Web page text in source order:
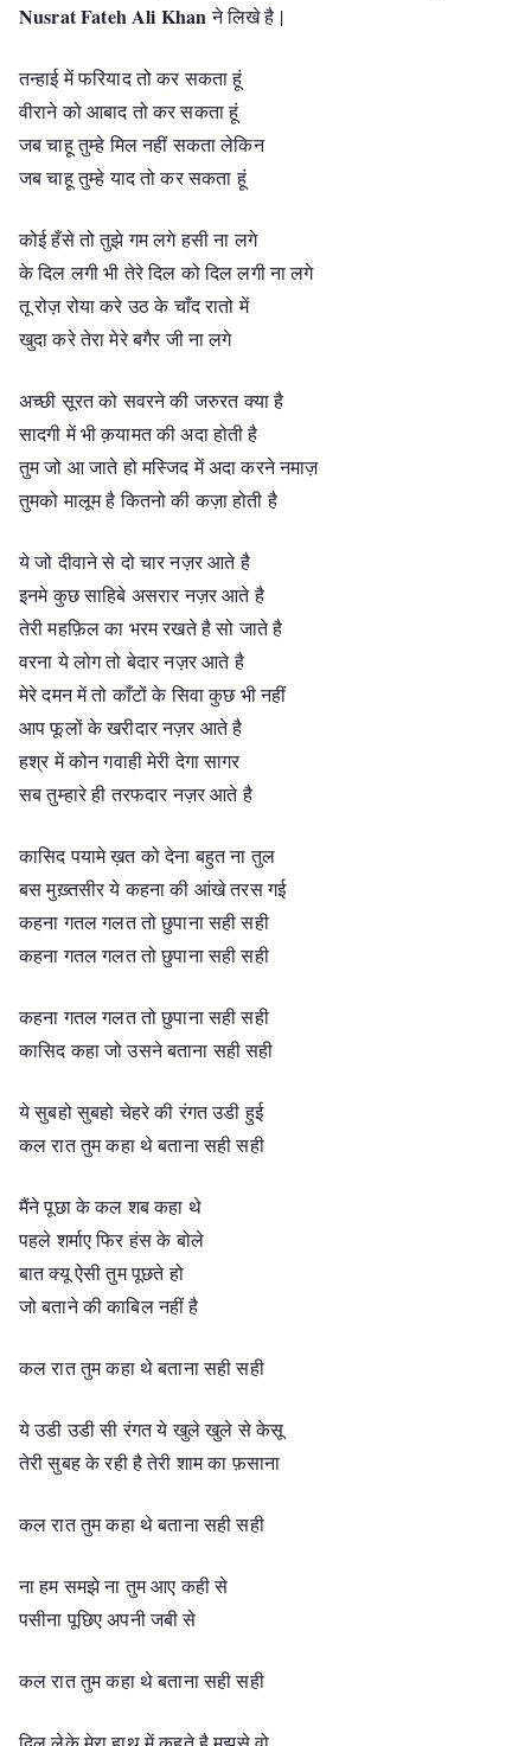
Nusrat Fateh Ali Khanने लिखे है |
तन्हाई में फरियाद तो कर सकता हूं
वीराने को आबाद तो कर सकता हूं
जब चाहू तुम्हे मिल नहीं सकता लेकिन
जब चाहू तुम्हे याद तो कर सकता हूं
कोई हँसे तो तुझे गम लगे हसी ना लगे
के दिल लगी भी तेरे दिल को दिल लगी ना लगे
तू रोज़ रोया करे उठ के चाँद रातो में
खुदा करे तेरा मेरे बगैर जी ना लगे
अच्छी सूरत को सवरने की जरुरत क्या है
सादगी में भी क़यामत की अदा होती है
तुम जो आ जाते हो मस्जिद में अदा करने नमाज़
तुमको मालूम है कितनो की कज़ा होती है
ये जो दीवाने से दो चार नज़र आते है
इनमे कुछ साहिबे असरार नज़र आते है
तेरी महफ़िल का भरम रखते है सो जाते है
वरना ये लोग तो बेदार नज़र आते है
मेरे दमन में तो काँटों के सिवा कुछ भी नहीं
आप फूलों के खरीदार नज़र आते है
हश्र में कोन गवाही मेरी देगा सागर
सब तुम्हारे ही तरफदार नज़र आते है
कासिद पयामे ख़त को देना बहुत ना तुल
बस मुख़्तसीर ये कहना की आंखे तरस गई
कहना गतल गलत तो छुपाना सही सही
कहना गतल गलत तो छुपाना सही सही
कहना गतल गलत तो छुपाना सही सही
कासिद कहा जो उसने बताना सही सही
ये सुबहो सुबहो चेहरे की रंगत उडी हुई
कल रात तुम कहा थे बताना सही सही
मैंने पूछा के कल शब कहा थे
पहले शर्माए फिर हंस के बोले
बात क्यू ऐसी तुम पूछते हो
जो बताने की काबिल नहीं है
कल रात तुम कहा थे बताना सही सही
ये उडी उडी सी रंगत ये खुले खुले से केसू
तेरी सुबह के रही है तेरी शाम का फ़साना
कल रात तुम कहा थे बताना सही सही
ना हम समझे ना तुम आए कही से
पसीना पूछिए अपनी जबी से
कल रात तुम कहा थे बताना सही सही